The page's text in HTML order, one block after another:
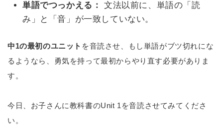
単語でつっかえる：
文法以前に、単語の「読
み」と「音」が一致していない。
中1の最初のユニット を音読させ、もし単語がブツ切れにな
るようなら、勇気を持って最初からやり直す必要がありま
す。
今日、お子さんに教科書のUnit 1を音読させてみてくださ
い。